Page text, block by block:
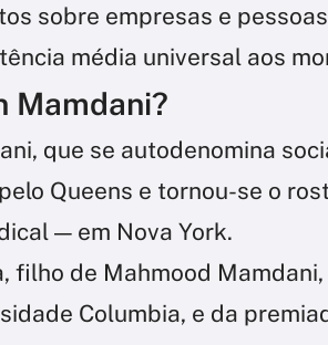
sobre empresas e
média universal aos
Mamdani?
que se autodenomina
Queens e tornou-se o
— em Nova York.
filho de Mahmood
Columbia, e da